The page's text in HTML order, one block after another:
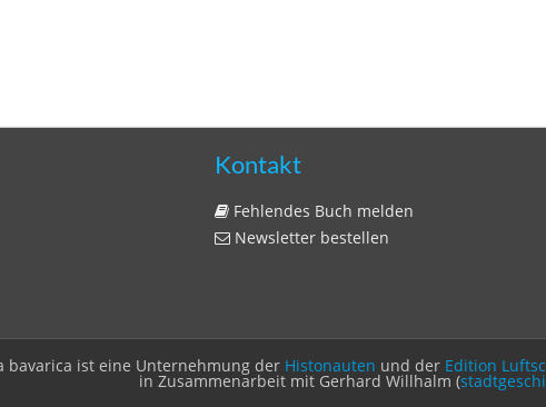
Kontakt
Fehlendes Buch melden
Newsletter bestellen
bavarica ist eine Unternehmung der Histonauten und der Edition
in Zusammenarbeit mit Gerhard Willhalm (